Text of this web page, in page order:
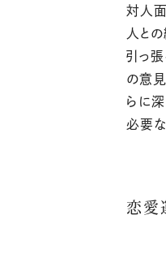
対人
人と
引っ張
の意
らに深
必要
恋愛